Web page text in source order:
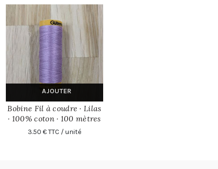
AJOUTER
Bobine Fil à coudre · Lilas
· 100% coton · 100 mètres
3.50 € TTC / unité